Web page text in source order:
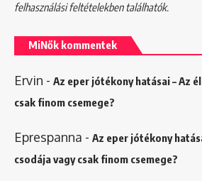
felhasználási feltételekbentalálhatók.
MiNők kommentek
Ervin - Az eper jótékony hatásai – Az
csak finom csemege?
Eprespanna - Az eper jótékony
csodája vagy csak finom csemege?